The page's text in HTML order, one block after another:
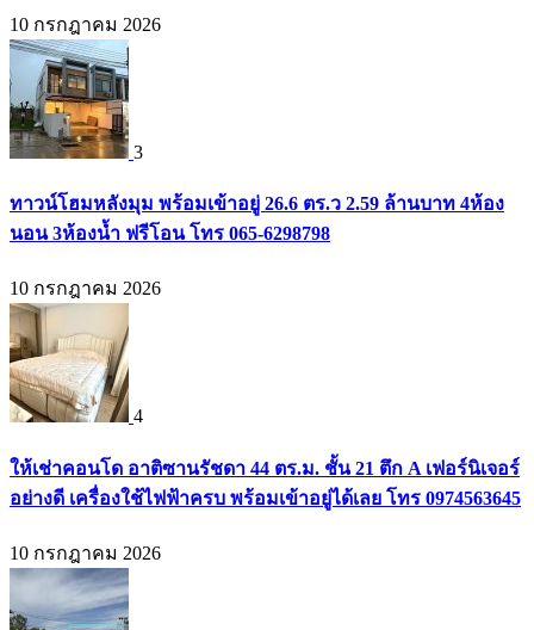
10 กรกฎาคม 2026
3
ทาวน์โฮมหลังมุม พร้อมเข้าอยู่ 26.6 ตร.ว 2.59 ล้านบาท 4ห้อง
นอน 3ห้องน้ำ ฟรีโอน โทร 065-6298798
10 กรกฎาคม 2026
4
ให้เช่าคอนโด อาติซานรัชดา 44 ตร.ม. ชั้น 21 ตึก A เฟอร์นิเจอร์
อย่างดี เครื่องใช้ไฟฟ้าครบ พร้อมเข้าอยู่ได้เลย โทร 0974563645
10 กรกฎาคม 2026